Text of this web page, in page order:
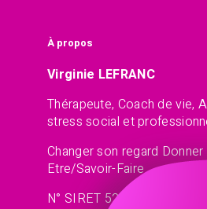
À propos
Virginie LEFRANC
Thérapeute, Coach de vie,
stress social et
Changer son regard
Etre/Savoir-Faire
N° SIRET 521 45 77 13